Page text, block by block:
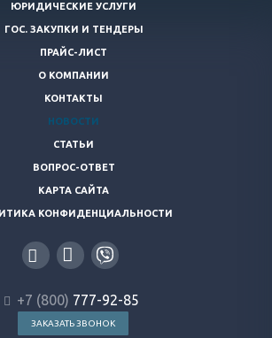
ЮРИДИЧЕСКИЕ УСЛУГИ
ГОС. ЗАКУПКИ И ТЕНДЕРЫ
ПРАЙС-ЛИСТ
О КОМПАНИИ
КОНТАКТЫ
НОВОСТИ
СТАТЬИ
ВОПРОС-ОТВЕТ
КАРТА САЙТА
КОНФИДЕНЦИАЛЬНОСТИ
+7 (800) 777-92-85
ЗАКАЗАТЬ ЗВОНОК